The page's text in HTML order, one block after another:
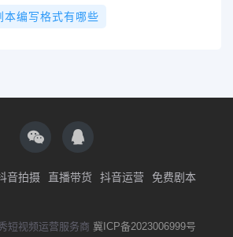
本编写格式有哪些
音拍摄 直播带货 抖音运营
免费剧本
短视频运营服务商 冀ICP备2023006999号